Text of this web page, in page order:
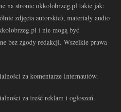
na stronie okkolobrzeg.pl takie jak:
zdjęcia autorskie), materiały audio
i nie mogą być
bez zgody redakcji. Wszelkie prawa
za komentarze Internautów.
za treść reklam i ogłoszeń.